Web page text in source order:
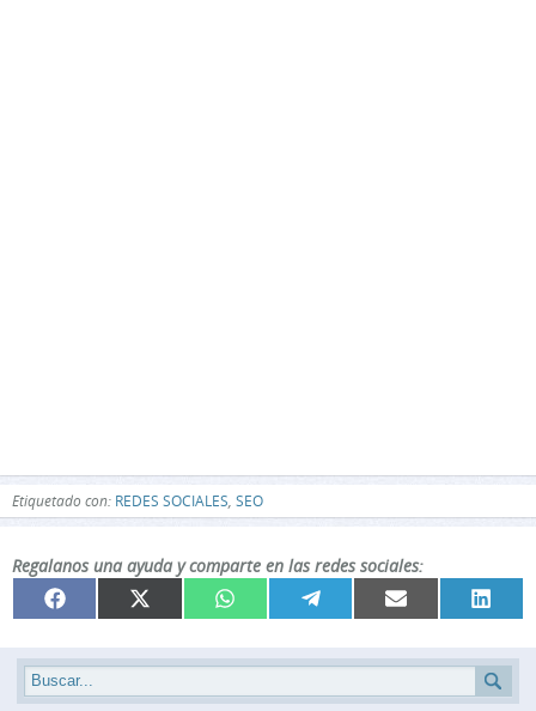
Etiquetado con: REDES SOCIALES, SEO
Regalanos una ayuda y comparte en las redes sociales:
Compartir
en
Facebook Compartir
en
X
(Twitter)
Compartir
en
WhatsApp Compartir
en
Compartir
en
Email
en